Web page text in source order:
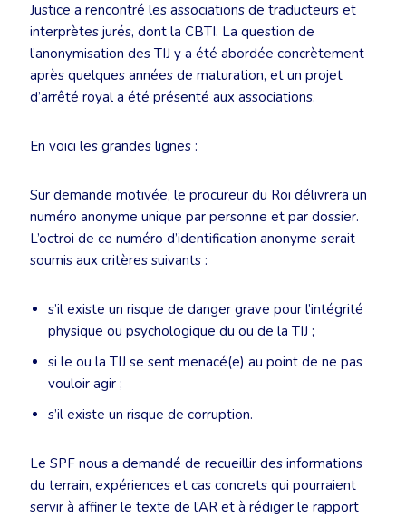
Justice a rencontré les associations de traducteurs et
interprètes jurés, dont la CBTI. La question de
l’anonymisation des TIJ y a été abordée concrètement
après quelques années de maturation, et un projet
d’arrêté royal a été présenté aux associations.
En voici les grandes lignes :
Sur demande motivée, le procureur du Roi délivrera un
numéro anonyme unique par personne et par dossier.
L’octroi de ce numéro d’identification anonyme serait
soumis aux critères suivants :
s’il existe un risque de danger grave pour l’intégrité
physique ou psychologique du ou de la TIJ ;
si le ou la TIJ se sent menacé(e) au point de ne pas
vouloir agir ;
s’il existe un risque de corruption.
Le SPF nous a demandé de recueillir des informations
du terrain, expériences et cas concrets qui pourraient
servir à affiner le texte de l’AR et à rédiger le rapport